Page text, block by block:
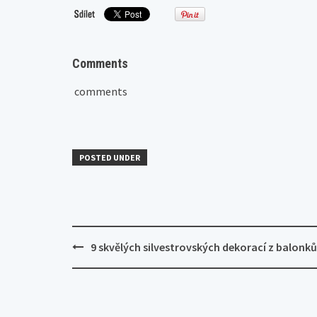
Comments
comments
POSTED UNDER
Post
navigation
9 skvělých silvestrovských dekorací z balonků